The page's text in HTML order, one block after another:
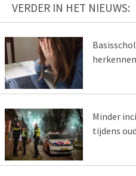
VERDER IN HET NIEUWS:
Minder
tijdens